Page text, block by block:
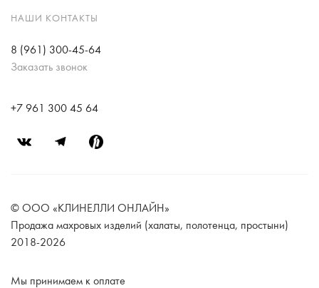
НАШИ КОНТАКТЫ
8 (961) 300-45-64
Заказать звонок
+7 961 300 45 64
© ООО «КЛИНЕЛЛИ ОНЛАЙН»
Продажа махровых изделий (халаты, полотенца, простыни)
2018-2026
Мы принимаем к оплате